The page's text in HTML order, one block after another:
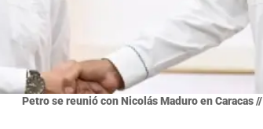
Petro se reunió con Nicolás Maduro en Caracas //